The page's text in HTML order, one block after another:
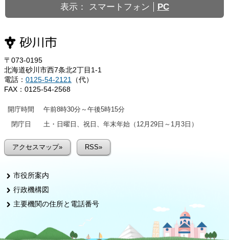
表示： スマートフォン PC
〒073-0195
北海道砂川市西7条北2丁目1-1
電話： 0125-54-2121 （代）
FAX：0125-54-2568
開庁時間
午前8時30分～午後5時15分
閉庁日
土・日曜日、祝日、年末年始（12月29日～1月3日）
アクセスマップ» RSS»
市役所案内
行政機構図
主要機関の住所と電話番号